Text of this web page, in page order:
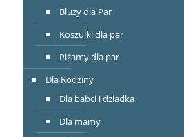
Bluzy dla Par
Koszulki dla par
Piżamy dla par
Dla Rodziny
Dla babci i dziadka
Dla mamy